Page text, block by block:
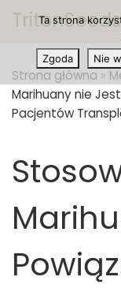
Przejdź do treści
Strona główna »
Marihuany nie
Pacjentów
Ta strona
Zgoda
Nie